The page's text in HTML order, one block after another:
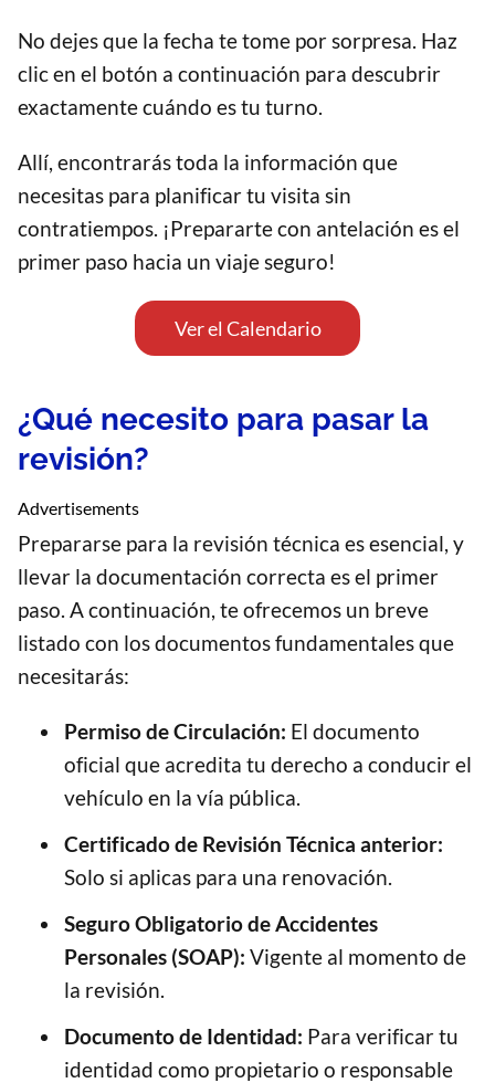
No dejes que la fecha te tome por sorpresa. Haz
clic en el botón a continuación para descubrir
exactamente cuándo es tu turno.
Allí, encontrarás toda la información que
necesitas para planificar tu visita sin
contratiempos. ¡Prepararte con antelación es el
primer paso hacia un viaje seguro!
Ver el Calendario
¿Qué necesito para pasar la
revisión?
Advertisements
Prepararse para la revisión técnica es esencial, y
llevar la documentación correcta es el primer
paso. A continuación, te ofrecemos un breve
listado con los documentos fundamentales que
necesitarás:
Permiso de Circulación: El documento
oficial que acredita tu derecho a conducir el
vehículo en la vía pública.
Certificado de Revisión Técnica anterior:
Solo si aplicas para una renovación.
Seguro Obligatorio de Accidentes
Personales (SOAP): Vigente al momento de
la revisión.
Documento de Identidad: Para verificar tu
identidad como propietario o responsable